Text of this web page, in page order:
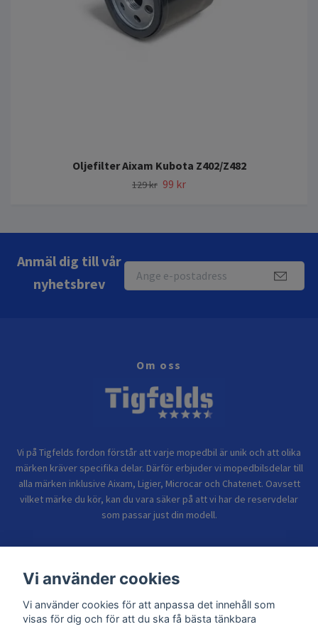
Oljefilter Aixam Kubota Z402/Z482
129 kr 99 kr
Anmäl dig till vår
nyhetsbrev
Om oss
Vi på Tigfelds fordon förstår att varje mopedbil är unik och att olika
märken kräver specifika delar. Därför erbjuder vi mopedbilsdelar till
alla märken inklusive Aixam, Ligier, Microcar och Chatenet. Oavsett
vilket märke du kör, kan du vara säker på att vi har de reservdelar
som passar just din modell.
Sidor
Vi använder cookies
Vi använder cookies för att anpassa det innehåll som
visas för dig och för att du ska få bästa tänkbara